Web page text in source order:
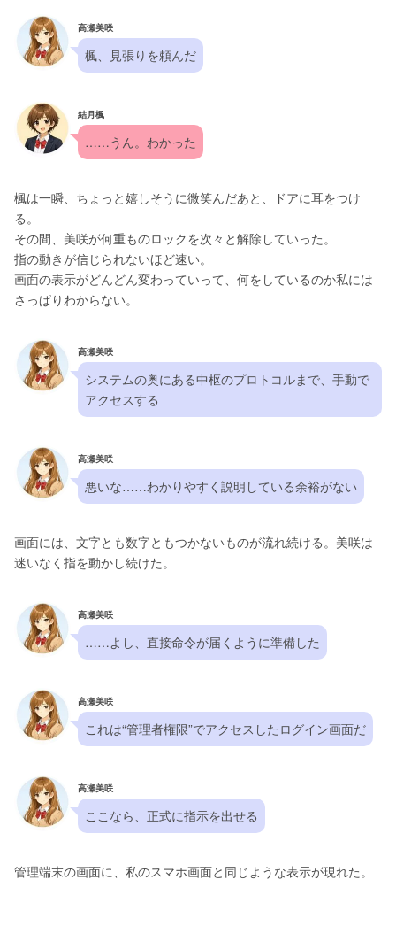
高瀬美咲
楓、見張りを頼んだ
結月楓
……うん。わかった
楓は一瞬、ちょっと嬉しそうに微笑んだあと、ドアに耳をつけ
る。
その間、美咲が何重ものロックを次々と解除していった。
指の動きが信じられないほど速い。
画面の表示がどんどん変わっていって、何をしているのか私には
さっぱりわからない。
高瀬美咲
システムの奥にある中枢のプロトコルまで、手動で
アクセスする
高瀬美咲
悪いな……わかりやすく説明している余裕がない
画面には、文字とも数字ともつかないものが流れ続ける。美咲は
迷いなく指を動かし続けた。
高瀬美咲
……よし、直接命令が届くように準備した
高瀬美咲
これは“管理者権限”でアクセスしたログイン画面だ
高瀬美咲
ここなら、正式に指示を出せる
管理端末の画面に、私のスマホ画面と同じような表示が現れた。